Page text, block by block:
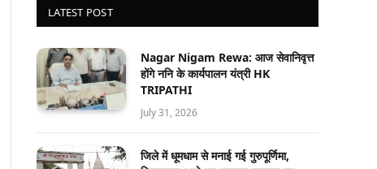
LATEST POST
Nagar Nigam Rewa: आज सेवानिवृत्त
होंगे ननि के कार्यपालन यंत्री HK
TRIPATHI
July 31, 2026
जिले में धूमधाम से मनाई गई गुरुपूर्णिमा,